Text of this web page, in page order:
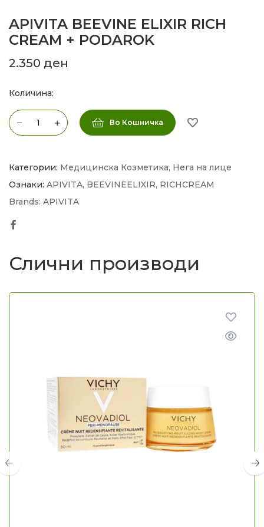
APIVITA BEEVINE ELIXIR RICH
CREAM + PODAROK
2.350 ден
Количина:
Во Кошничка
Категории: Медицинска Козметика, Нега на лице
Ознаки: APIVITA, BEEVINEELIXIR, RICHCREAM
Brands: APIVITA
Слични производи